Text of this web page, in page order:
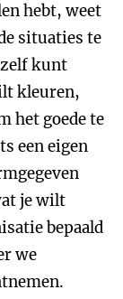
hebt, weet
situaties te
zelf kunt
kleuren,
het goede te
een eigen
je wilt
bepaald
we